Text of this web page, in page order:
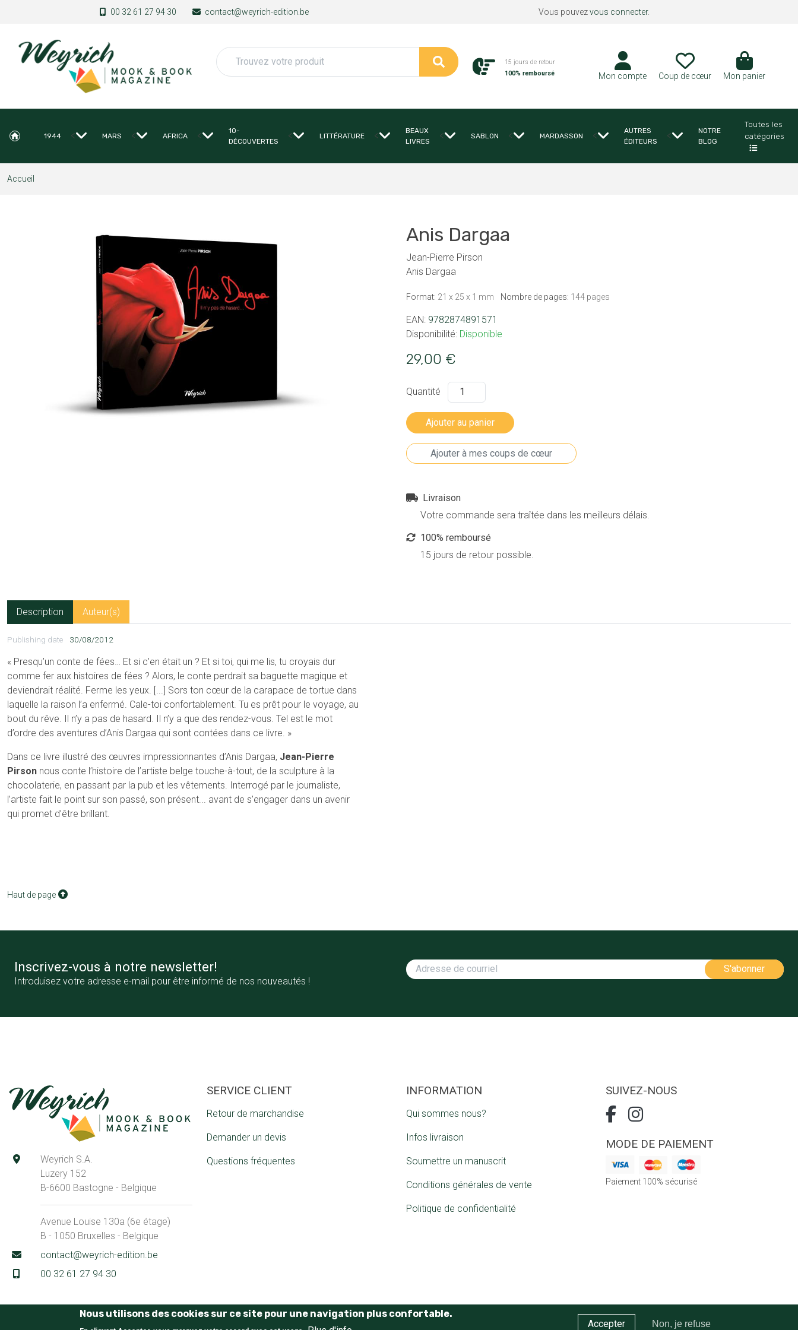
Aller au contenu principal 00 32 61 27 94 30 contact@weyrich-edition.be Vous pouvezvous connecter.
Rechercher
15 jours de retour
100% remboursé
Mon compte Coup de cœur Mon panier
1944 < MARS < AFRICA <
10-
DÉCOUVERTES
< LITTÉRATURE <
BEAUX
LIVRES
< SABLON < MARDASSON <
AUTRES
ÉDITEURS
<
NOTRE
BLOG
Toutes les
catégories
Accueil
Anis Dargaa
Jean-Pierre Pirson
Anis Dargaa
Format: 21 x 25 x 1 mm Nombre de pages: 144 pages
EAN: 9782874891571
Disponibilité: Disponible
29,00 €
Quantité
Livraison
Votre commande sera traîtée dans les meilleurs délais.
100% remboursé
15 jours de retour possible.
Description Auteur(s)
Publishing date 30/08/2012
« Presqu’un conte de fées… Et si c’en était un ? Et si toi, qui me lis, tu croyais dur
comme fer aux histoires de fées ? Alors, le conte perdrait sa baguette magique et
deviendrait réalité. Ferme les yeux. [...] Sors ton cœur de la carapace de tortue dans
laquelle la raison l’a enfermé. Cale-toi confortablement. Tu es prêt pour le voyage, au
bout du rêve. Il n’y a pas de hasard. Il n’y a que des rendez-vous. Tel est le mot
d’ordre des aventures d’Anis Dargaa qui sont contées dans ce livre. »
Dans ce livre illustré des œuvres impressionnantes d’Anis Dargaa, Jean-Pierre
Pirson nous conte l’histoire de l’artiste belge touche-à-tout, de la sculpture à la
chocolaterie, en passant par la pub et les vêtements. Interrogé par le journaliste,
l’artiste fait le point sur son passé, son présent... avant de s’engager dans un avenir
qui promet d’être brillant.
Haut de page
Inscrivez-vous à notre newsletter!
Introduisez votre adresse e-mail pour être informé de nos nouveautés !
Weyrich S.A.
Luzery 152
B-6600 Bastogne - Belgique
Avenue Louise 130a (6e étage)
B - 1050 Bruxelles - Belgique
contact@weyrich-edition.be
00 32 61 27 94 30
SERVICE CLIENT
Retour de marchandise
Demander un devis
Questions fréquentes
INFORMATION
Qui sommes nous?
Infos livraison
Soumettre un manuscrit
Conditions générales de vente
Politique de confidentialité
SUIVEZ-NOUS
MODE DE PAIEMENT
Paiement 100% sécurisé
Nous utilisons des cookies sur ce site pour une navigation plus confortable.
Accepter Non, je refuse